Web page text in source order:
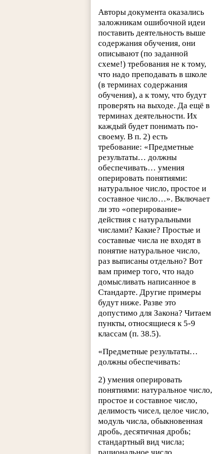
Авторы документа оказались
заложникам ошибочной идеи
поставить деятельность выше
содержания обучения, они
описывают (по заданной
схеме!) требования не к тому,
что надо преподавать в школе
(в терминах содержания
обучения), а к тому, что будут
проверять на выходе. Да ещё в
терминах деятельности. Их
каждый будет понимать по-
своему. В п. 2) есть
требование: «Предметные
результаты… должны
обеспечивать… умения
оперировать понятиями:
натуральное число, простое и
составное число…». Включает
ли это «оперирование»
действия с натуральными
числами? Какие? Простые и
составные числа не входят в
понятие натуральное число,
раз выписаны отдельно? Вот
вам пример того, что надо
домысливать написанное в
Стандарте. Другие примеры
будут ниже. Разве это
допустимо для Закона? Читаем
пункты, относящиеся к 5-9
классам (п. 38.5).
«Предметные результаты…
должны обеспечивать:
2) умения оперировать
понятиями: натуральное число,
простое и составное число,
делимость чисел, целое число,
модуль числа, обыкновенная
дробь, десятичная дробь;
стандартный вид числа;